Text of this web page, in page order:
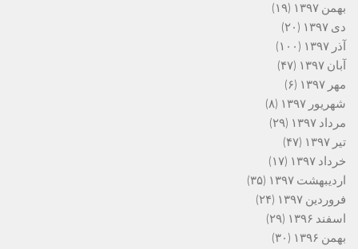
بهمن ۱۳۹۷
(۱۹)
دی ۱۳۹۷
(۲۰)
آذر ۱۳۹۷
(۱۰۰)
آبان ۱۳۹۷
(۴۷)
مهر ۱۳۹۷
(۶)
شهریور ۱۳۹۷
(۸)
مرداد ۱۳۹۷
(۲۹)
تیر ۱۳۹۷
(۴۷)
خرداد ۱۳۹۷
(۱۷)
اردیبهشت ۱۳۹۷
(۳۵)
فروردین ۱۳۹۷
(۲۴)
اسفند ۱۳۹۶
(۲۹)
بهمن ۱۳۹۶
(۳۰)